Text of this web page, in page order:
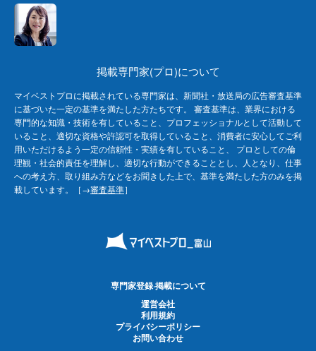
掲載専門家(プロ)について
マイベストプロに掲載されている専門家は、新聞社・放送局の広告審査基準
に基づいた一定の基準を満たした方たちです。 審査基準は、業界における
専門的な知識・技術を有していること、プロフェッショナルとして活動して
いること、適切な資格や許認可を取得していること、消費者に安心してご利
用いただけるよう一定の信頼性・実績を有していること、 プロとしての倫
理観・社会的責任を理解し、適切な行動ができることとし、人となり、仕事
への考え方、取り組み方などをお聞きした上で、基準を満たした方のみを掲
載しています。［→審査基準］
専門家登録·掲載について
運営会社
利用規約
プライバシーポリシー
お問い合わせ